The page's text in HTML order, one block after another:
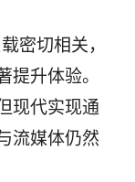
密切相关，
升体验。
现代实现通
流媒体仍然